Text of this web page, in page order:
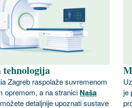
tehnologija
Zagreb raspolaže suvremenom
opremom, a na stranici Naša
možete detaljnije upoznati sustave
je